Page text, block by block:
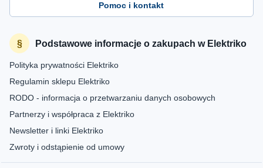
Pomoc i kontakt
Podstawowe informacje o zakupach w Elektriko
Polityka prywatności Elektriko
Regulamin sklepu Elektriko
RODO - informacja o przetwarzaniu danych osobowych
Partnerzy i współpraca z Elektriko
Newsletter i linki Elektriko
Zwroty i odstąpienie od umowy